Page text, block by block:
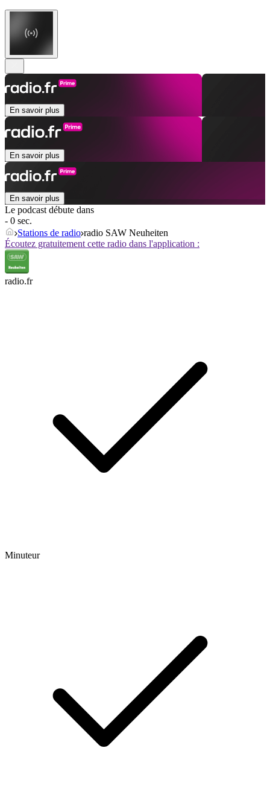
En savoir plus
En savoir plus
En savoir plus
Le podcast débute dans
- 0 sec.
Stations de radio radio SAW Neuheiten
Écoutez gratuitement cette radio dans l'application :
radio.fr
Minuteur